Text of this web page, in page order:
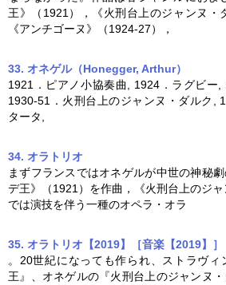
王》（1921），《火刑台上のジャンヌ・
《アンチゴーヌ》（1924-27），
33. オネゲル（Honegger, Arthur）
1921．ピアノ小協奏曲, 1924．ラグビー
1930-51．火刑台上のジャンヌ・ダルク ,
タータ,
34. オラトリオ
まずフランスではオネゲルが中世の神秘
デ王》（1921）を作曲，《火刑台上のジ
では演技を伴う一種のオペラ・オラ
35. オラトリオ【2019】［音楽【2019】］
。20世紀になっても作られ、ストラヴィ
王』、オネゲルの『火刑台上のジャンヌ